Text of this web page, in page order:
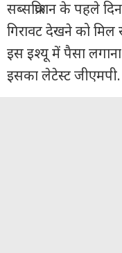
वीडियो
ट्रेंडिंग
सब्सक्रिप्शन के पहले
गिरावट देखने को
इस इश्यू में पैसा
इसका लेटेस्ट जीएमपी.